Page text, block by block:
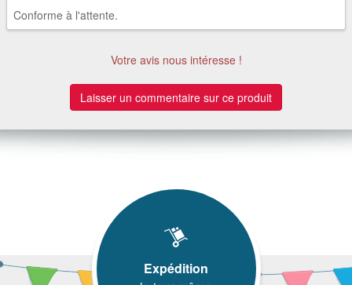
Conforme à l'attente.
Votre avis nous intéresse !
Laisser un commentaire sur ce produit
Expédition